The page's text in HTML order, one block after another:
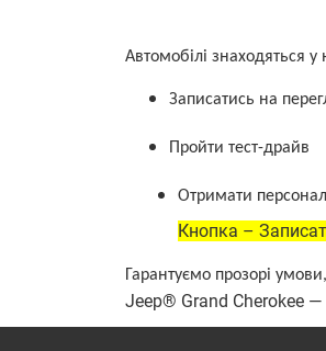
Автомобілі знаходяться
Записатись на
Пройти тест-драйв
Отримати
Кнопка –
Гарантуємо прозорі
Jeep® Grand Cherokee —